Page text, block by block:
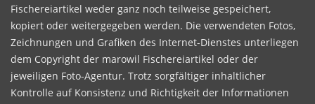
Fischereiartikel weder ganz noch teilweise gespeichert,
kopiert oder weitergegeben werden. Die verwendeten Fotos,
Zeichnungen und Grafiken des Internet-Dienstes unterliegen
dem Copyright der marowil Fischereiartikel oder der
jeweiligen Foto-Agentur. Trotz sorgfältiger inhaltlicher
Kontrolle auf Konsistenz und Richtigkeit der Informationen